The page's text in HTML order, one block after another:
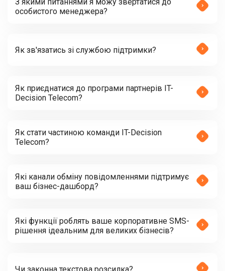
особистого менеджера?
Як зв'язатись зі службою підтримки?
Як приєднатися до програми партнерів IT-
Decision Telecom?
Як стати частиною команди IT-Decision
Telecom?
Які канали обміну повідомленнями підтримує
ваш бізнес-дашборд?
Які функції роблять ваше корпоративне SMS-
рішення ідеальним для великих бізнесів?
Чи законна текстова розсилка?